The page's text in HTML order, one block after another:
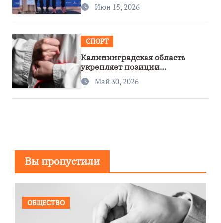
Июн 15, 2026
СПОРТ
Калининградская область
укрепляет позиции
спортивного региона
Май 30, 2026
Вы пропустили
ОБЩЕСТВО